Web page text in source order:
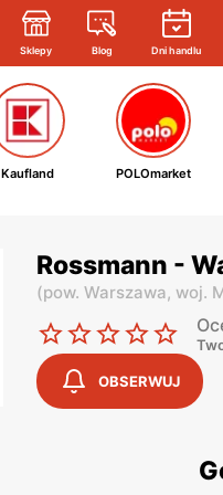
Sklepy Blog Dni handlu
Kaufland POLOmarket
Rossmann -
(pow. Warszawa, woj.
OBSERWUJ